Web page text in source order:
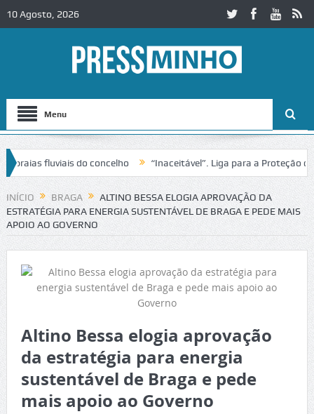
10 Agosto, 2026
Menu
fluviais do concelho “Inaceitável”. Liga para a Proteção da
trânsito no IC2 em Alcobaça Igreja do Castelo de Cerveira
INÍCIO BRAGA
ALTINO BESSA ELOGIA APROVAÇÃO DA
ESTRATÉGIA PARA ENERGIA SUSTENTÁVEL DE BRAGA E PEDE MAIS
APOIO AO GOVERNO
Altino Bessa elogia aprovação
da estratégia para energia
sustentável de Braga e pede
mais apoio ao Governo